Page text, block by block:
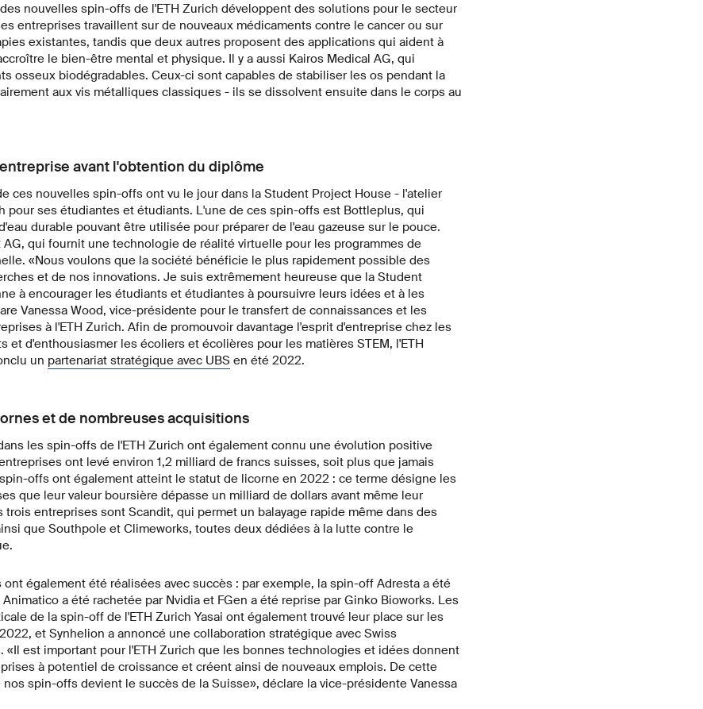
nouvelles spin-offs de l'ETH Zurich développent des solutions pour le secteur
entreprises travaillent sur de nouveaux médicaments contre le cancer ou sur
existantes, tandis que deux autres proposent des applications qui aident à
le bien-être mental et physique. Il y a aussi Kairos Medical AG, qui
osseux biodégradables. Ceux-ci sont capables de stabiliser les os pendant la
aux vis métalliques classiques - ils se dissolvent ensuite dans le corps au
avant l'obtention du diplôme
ces nouvelles spin-offs ont vu le jour dans la Student Project House - l'atelier
pour ses étudiantes et étudiants. L'une de ces spin-offs est Bottleplus, qui
durable pouvant être utilisée pour préparer de l'eau gazeuse sur le pouce.
AG, qui fournit une technologie de réalité virtuelle pour les programmes de
«Nous voulons que la société bénéficie le plus rapidement possible des
et de nos innovations. Je suis extrêmement heureuse que la Student
à encourager les étudiants et étudiantes à poursuivre leurs idées et à les
Vanessa Wood, vice-présidente pour le transfert de connaissances et les
à l'ETH Zurich. Afin de promouvoir davantage l'esprit d'entreprise chez les
et d'enthousiasmer les écoliers et écolières pour les matières STEM, l'ETH
un partenariatstratégique avec UBS en été 2022.
et de nombreuses acquisitions
les spin-offs de l'ETH Zurich ont également connu une évolution positive
ont levé environ 1,2 milliard de francs suisses, soit plus que jamais
offs ont également atteint le statut de licorne en 2022 : ce terme désigne les
que leur valeur boursière dépasse un milliard de dollars avant même leur
trois entreprises sont Scandit, qui permet un balayage rapide même dans des
que Southpole et Climeworks, toutes deux dédiées à la lutte contre le
également été réalisées avec succès : par exemple, la spin-off Adresta a été
a été rachetée par Nvidia et FGen a été reprise par Ginko Bioworks. Les
de la spin-off de l'ETH Zurich Yasai ont également trouvé leur place sur les
et Synhelion a annoncé une collaboration stratégique avec Swiss
«Il est important pour l'ETH Zurich que les bonnes technologies et idées donnent
à potentiel de croissance et créent ainsi de nouveaux emplois. De cette
spin-offs devient le succès de la Suisse», déclare la vice-présidente Vanessa